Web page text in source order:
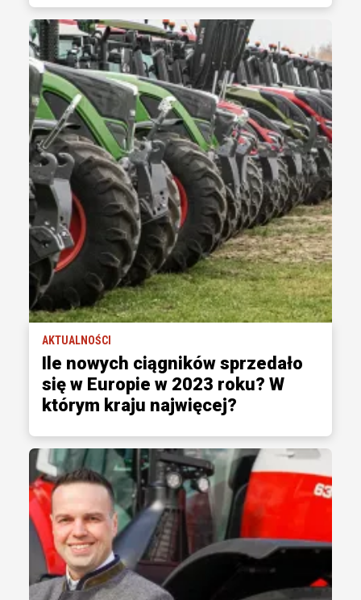
AKTUALNOŚCI
Ile nowych ciągników sprzedało
się w Europie w 2023 roku? W
którym kraju najwięcej?